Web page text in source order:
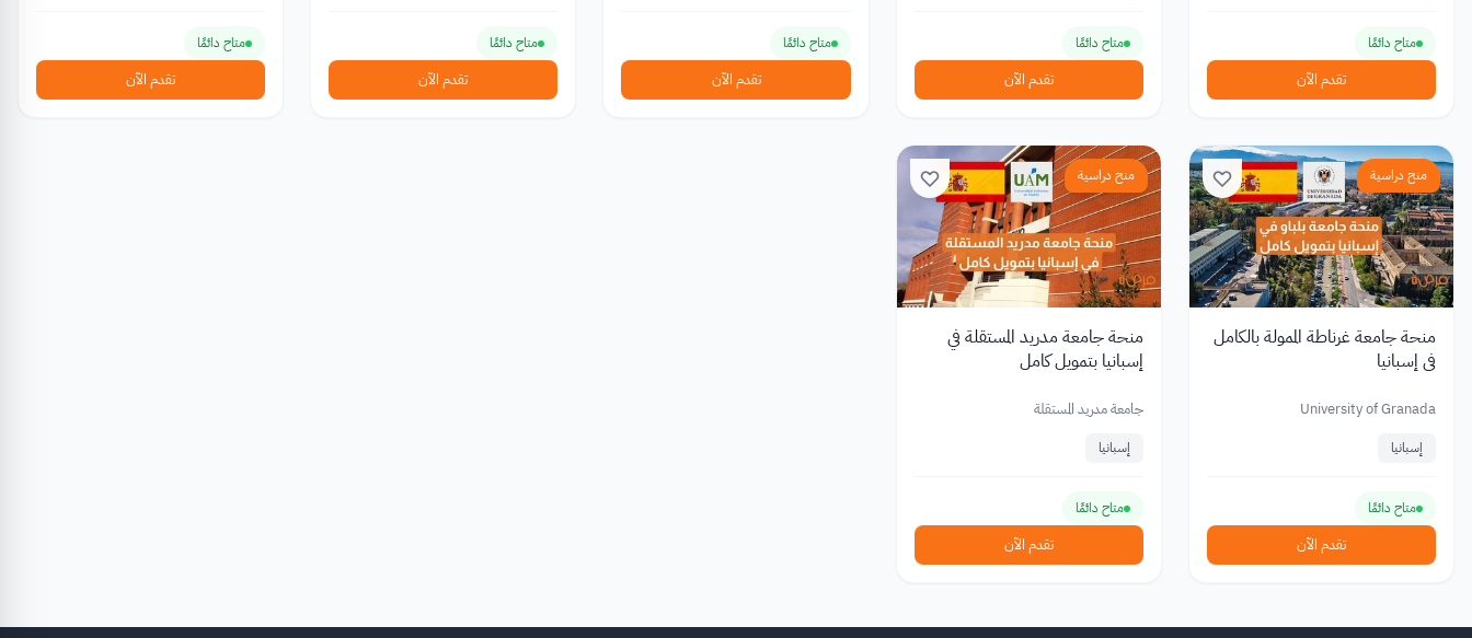
متاح دائمًا
تقدم الآن
متاح دائمًا
تقدم الآن
متاح دائمًا
تقدم الآن
متاح دائمًا
تقدم الآن
متاح دائمًا
تقدم الآن
منح دراسية
منحة جامعة غرناطة الممولة بالكامل
في إسبانيا
University of Granada
إسبانيا
متاح دائمًا
تقدم الآن
منح دراسية
منحة جامعة مدريد المستقلة في
إسبانيا بتمويل كامل
جامعة مدريد المستقلة
إسبانيا
متاح دائمًا
تقدم الآن